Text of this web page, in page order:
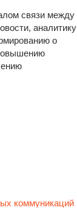
связи между
аналитику
о
коммуникаций